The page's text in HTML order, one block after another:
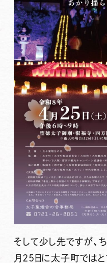
そして少し先ですが、
月25日に太子町では